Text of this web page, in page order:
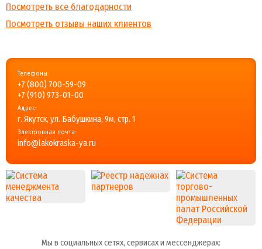
Посмотреть все благодарности
Посмотреть отзывы наших клиентов
Телефоны:
+7 (800) 700-59-09
+7 (910) 973-01-00
Адрес:
г. Якутск, ул. Бабушкина, 9м, стр. 1
Электронная почта:
info@lakokraska-ya.ru
Мы в социальных сетях, сервисах и мессенджерах: